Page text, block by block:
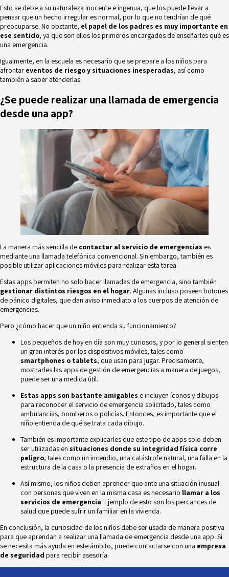
Esto se debe a su naturaleza inocente e ingenua, que los puede llevar a
pensar que un hecho irregular es normal, por lo que no tendrían de qué
preocuparse. No obstante, el papel de los padres es muy importante en
ese sentido, ya que son ellos los primeros encargados de enseñarles qué es
una emergencia.
Igualmente, en la escuela es necesario que se prepare a los niños para
afrontar eventos de riesgoy situaciones inesperadas, así como
también a saber atenderlas.
¿Se puede realizar una llamada de emergencia
desde una app?
La manera más sencilla de contactar al servicio de emergencias es
mediante una llamada telefónica convencional. Sin embargo, también es
posible utilizar aplicaciones móviles para realizar esta tarea.
Estas apps permiten no solo hacer llamadas de emergencia, sino también
gestionar distintos riesgos en el hogar. Algunas incluso poseen botones
de pánico digitales, que dan aviso inmediato a los cuerpos de atención de
emergencias.
Pero ¿cómo hacer que un niño entienda su funcionamiento?
Los pequeños de hoy en día son muy curiosos, y por lo general sienten
un gran interés por los dispositivos móviles, tales como
smartphones o tablets, que usan para jugar. Precisamente,
mostrarles las apps de gestión de emergencias a manera de juegos,
puede ser una medida útil.
Estas apps son bastante amigables e incluyen íconos y dibujos
para reconocer el servicio de emergencia solicitado, tales como
ambulancias, bomberos o policías. Entonces, es importante que el
niño entienda de qué se trata cada dibujo.
También es importante explicarles que este tipo de apps solo deben
ser utilizadas en situaciones donde su integridad física corre
peligro, tales como un incendio, una catástrofe natural, una falla en la
estructura de la casa o la presencia de extraños en el hogar.
Así mismo, los niños deben aprender que ante una situación inusual
con personas que viven en la misma casa es necesario llamar a los
servicios de emergencia. Ejemplo de esto son los percances de
salud que puede sufrir un familiar en la vivienda.
En conclusión, la curiosidad de los niños debe ser usada de manera positiva
para que aprendan a realizar una llamada de emergencia desde una app. Si
se necesita más ayuda en este ámbito, puede contactarse con una empresa
de seguridad para recibir asesoría.